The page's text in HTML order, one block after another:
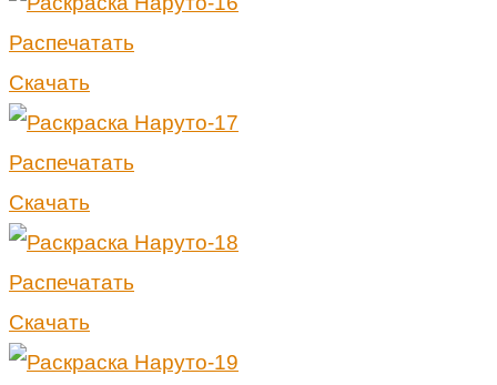
Распечатать
Скачать
Распечатать
Скачать
Распечатать
Скачать